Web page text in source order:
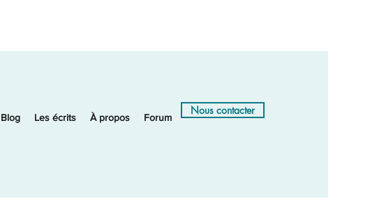
Blog Les écrits À propos Forum
Nous contacter